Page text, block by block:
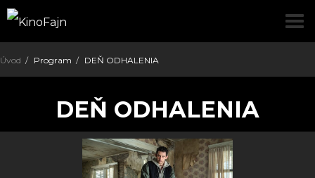
Úvod Program DEŇ ODHALENIA
DEŇ ODHALENIA